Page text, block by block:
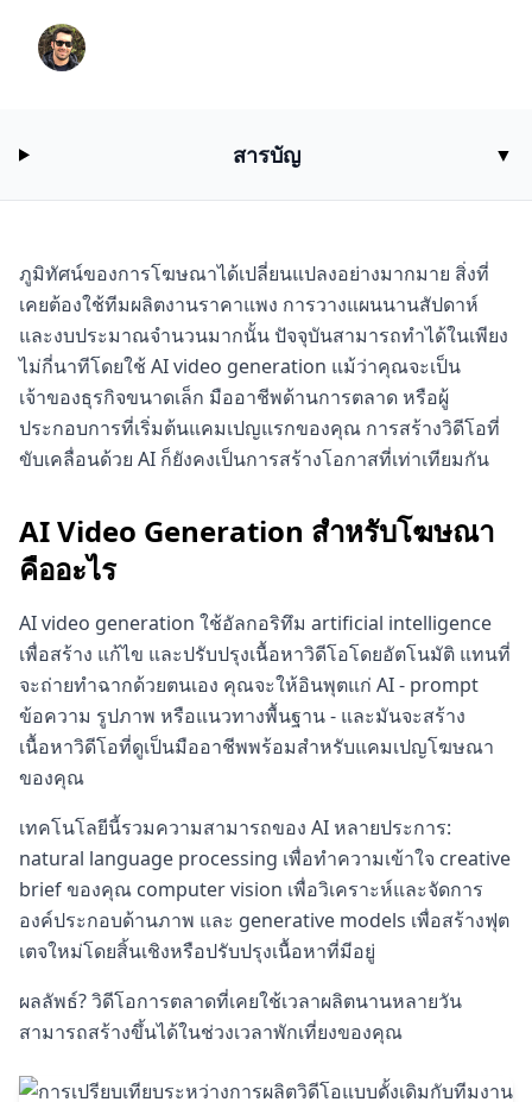
สารบัญ ▼
ภูมิทัศน์ของการโฆษณาได้เปลี่ยนแปลงอย่างมากมาย สิ่งที่
เคยต้องใช้ทีมผลิตงานราคาแพง การวางแผนนานสัปดาห์
และงบประมาณจำนวนมากนั้น ปัจจุบันสามารถทำได้ในเพียง
ไม่กี่นาทีโดยใช้ AI video generation แม้ว่าคุณจะเป็น
เจ้าของธุรกิจขนาดเล็ก มืออาชีพด้านการตลาด หรือผู้
ประกอบการที่เริ่มต้นแคมเปญแรกของคุณ การสร้างวิดีโอที่
ขับเคลื่อนด้วย AI ก็ยังคงเป็นการสร้างโอกาสที่เท่าเทียมกัน
AI Video Generation สำหรับโฆษณา
คืออะไร
AI video generation ใช้อัลกอริทึม artificial intelligence
เพื่อสร้าง แก้ไข และปรับปรุงเนื้อหาวิดีโอโดยอัตโนมัติ แทนที่
จะถ่ายทำฉากด้วยตนเอง คุณจะให้อินพุตแก่ AI - prompt
ข้อความ รูปภาพ หรือแนวทางพื้นฐาน - และมันจะสร้าง
เนื้อหาวิดีโอที่ดูเป็นมืออาชีพพร้อมสำหรับแคมเปญโฆษณา
ของคุณ
เทคโนโลยีนี้รวมความสามารถของ AI หลายประการ:
natural language processing เพื่อทำความเข้าใจ creative
brief ของคุณ computer vision เพื่อวิเคราะห์และจัดการ
องค์ประกอบด้านภาพ และ generative models เพื่อสร้างฟุต
เตจใหม่โดยสิ้นเชิงหรือปรับปรุงเนื้อหาที่มีอยู่
ผลลัพธ์? วิดีโอการตลาดที่เคยใช้เวลาผลิตนานหลายวัน
สามารถสร้างขึ้นได้ในช่วงเวลาพักเที่ยงของคุณ